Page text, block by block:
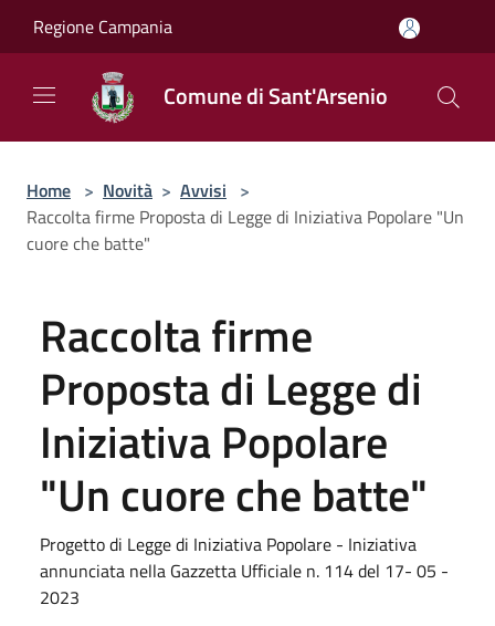
Regione Campania
Comune di Sant'Arsenio
Home > Novità > Avvisi >
Raccolta firme Proposta di Legge di Iniziativa Popolare "Un
cuore che batte"
Raccolta firme
Proposta di Legge di
Iniziativa Popolare
"Un cuore che batte"
Progetto di Legge di Iniziativa Popolare - Iniziativa
annunciata nella Gazzetta Ufficiale n. 114 del 17- 05 -
2023